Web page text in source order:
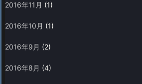
2016年11月 (1)
2016年10月 (1)
2016年9月 (2)
2016年8月 (4)